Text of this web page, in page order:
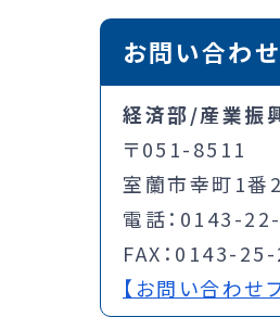
お問い合わせ
経済部/産業振
〒051-8511
室蘭市幸町1番
電話：0143-
FAX：0143-
【お問い合わせ